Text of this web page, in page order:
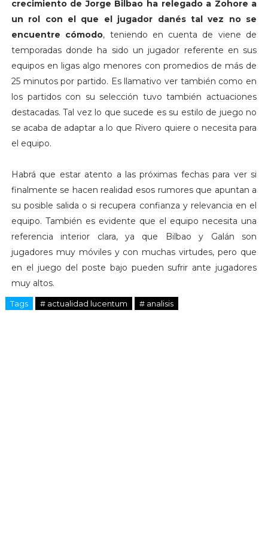
crecimiento de Jorge Bilbao ha relegado a Zohore a
un rol con el que el jugador danés tal vez no se
encuentre cómodo, teniendo en cuenta de viene de
temporadas donde ha sido un jugador referente en sus
equipos en ligas algo menores con promedios de más de
25 minutos por partido. Es llamativo ver también como en
los partidos con su selección tuvo también actuaciones
destacadas. Tal vez lo que sucede es su estilo de juego no
se acaba de adaptar a lo que Rivero quiere o necesita para
el equipo.
Habrá que estar atento a las próximas fechas para ver si
finalmente se hacen realidad esos rumores que apuntan a
su posible salida o si recupera confianza y relevancia en el
equipo. También es evidente que el equipo necesita una
referencia interior clara, ya que Bilbao y Galán son
jugadores muy móviles y con muchas virtudes, pero que
en el juego del poste bajo pueden sufrir ante jugadores
muy altos.
Tags # actualidad lucentum # analisis